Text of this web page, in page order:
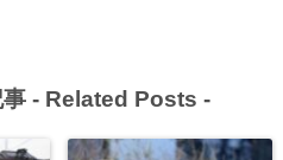
- Related Posts -